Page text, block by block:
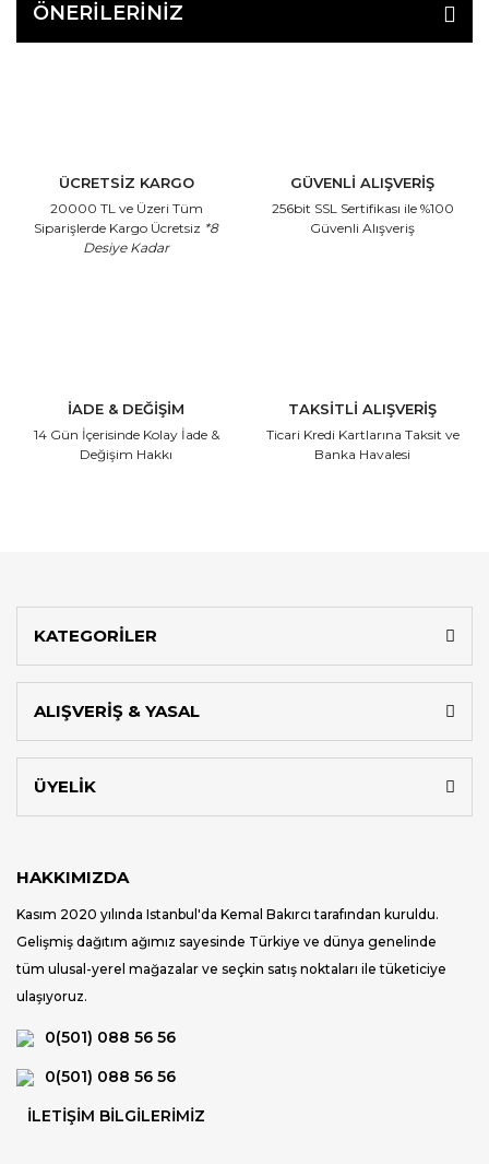
ÖNERİLERİNİZ
ÜCRETSİZ KARGO
20000 TL ve Üzeri Tüm
Siparişlerde Kargo Ücretsiz *8
Desiye Kadar
GÜVENLİ ALIŞVERİŞ
256bit SSL Sertifikası ile %100
Güvenli Alışveriş
İADE & DEĞİŞİM
14 Gün İçerisinde Kolay İade &
Değişim Hakkı
TAKSİTLİ ALIŞVERİŞ
Ticari Kredi Kartlarına Taksit ve
Banka Havalesi
KATEGORİLER
ALIŞVERİŞ & YASAL
ÜYELİK
HAKKIMIZDA
Kasım 2020 yılında Istanbul'da Kemal Bakırcı tarafından kuruldu.
Gelişmiş dağıtım ağımız sayesinde Türkiye ve dünya genelinde
tüm ulusal-yerel mağazalar ve seçkin satış noktaları ile tüketiciye
ulaşıyoruz.
0(501) 088 56 56
0(501) 088 56 56
İLETİŞİM BİLGİLERİMİZ